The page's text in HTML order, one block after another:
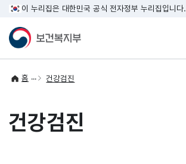
이 누리집은 대한민국 공식 전자정부 누리집입니다.
홈 건강검진
건강검진